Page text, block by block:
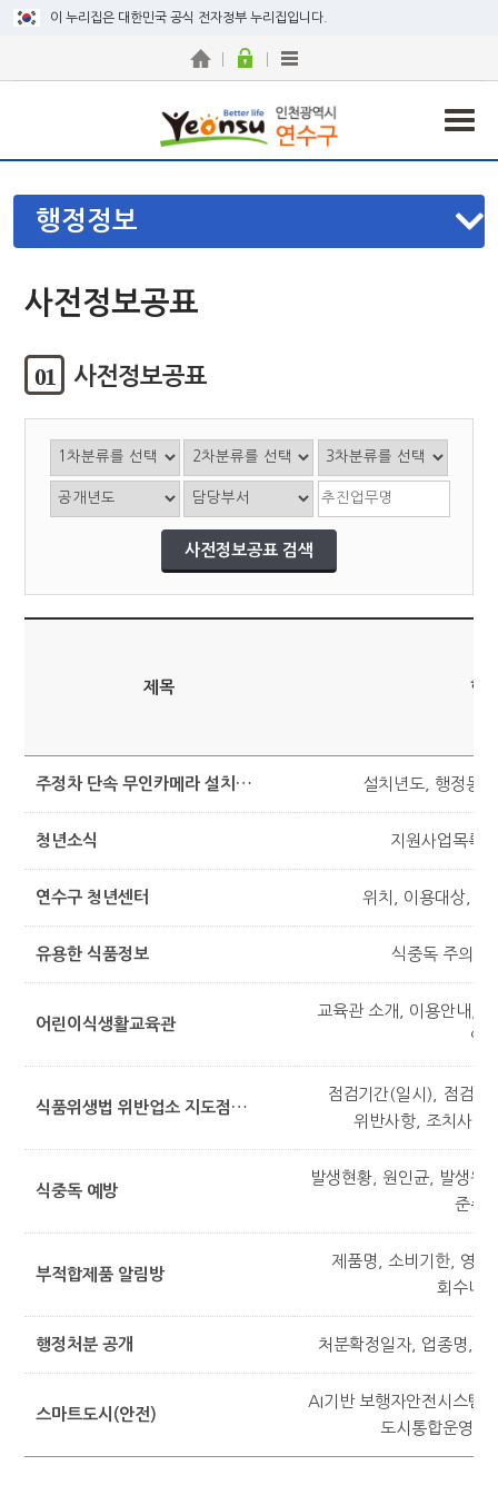
이 누리집은 대한민국 공식 전자정부 누리집입니다.
행정정보
사전정보공표
01 사전정보공표
제목 항
주정차 단속 무인카메라 설치현황 설치년도, 행정동,
청년소식 지원사업목록,
연수구 청년센터 위치, 이용대상, 운
유용한 식품정보 식중독 주의
어린이식생활교육관
교육관 소개, 이용안내,
안
식품위생법 위반업소 지도점검 결과
점검기간(일시), 점검대
위반사항, 조치사항
식중독 예방
발생현황, 원인균, 발생원
준수
부적합제품 알림방
제품명, 소비기한, 영업
회수내
행정처분 공개 처분확정일자, 업종명,
스마트도시(안전)
AI기반 보행자안전시스템,
도시통합운영센